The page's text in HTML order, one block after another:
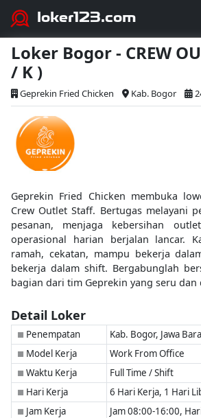
loker123.com
Loker Bogor - CREW
/ K )
Geprekin Fried Chicken Kab. Bogor
Geprekin Fried Chicken membuka
Crew Outlet Staff. Bertugas melayani
pesanan, menjaga kebersihan
operasional harian berjalan lancar.
ramah, cekatan, mampu bekerja
bekerja dalam shift. Bergabunglah
bagian dari tim Geprekin yang seru dan
Detail Loker
■ Penempatan Kab. Bogor, Jawa
■ Model Kerja Work From Office
■ Waktu Kerja Full Time / Shift
■ Hari Kerja 6 Hari Kerja, 1 Hari
■ Jam Kerja Jam 08:00-16:00,